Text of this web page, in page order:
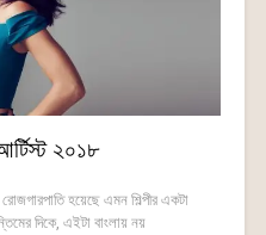
২০১৮
হয়েছে এমন শিল্পীর একটা
দিকে, এইটা বাংলায় নয়